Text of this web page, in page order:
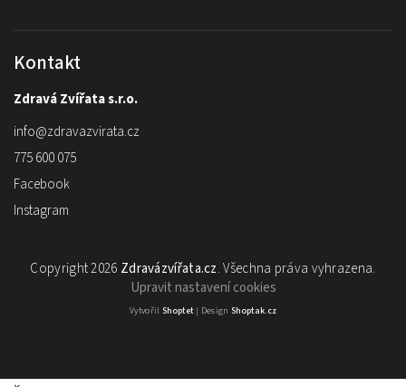
Kontakt
Zdravá Zvířata s.r.o.
info@zdravazvirata.cz
775 600 075
Facebook
Instagram
Copyright 2026 Zdravázvířata.cz. Všechna práva vyhrazena.
Upravit nastavení cookies
Vytvořil Shoptet| Design Shoptak.cz